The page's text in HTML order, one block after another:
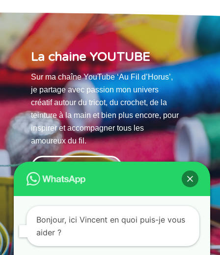
La chaine YOUTUBE
Sur ma chaîne YouTube ‘Au Fil d’Horus’,
je partage avec passion mon univers
créatif autour du tricot, du crochet, de la
teinture à la main et bien plus encore, pour
inspirer et accompagner tous les
amoureux du fil.
Bonjour, ici Vincent en quoi puis-je vous
aider ?